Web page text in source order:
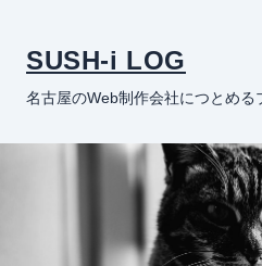
SUSH-i LOG
名古屋のWeb制作会社につとめる